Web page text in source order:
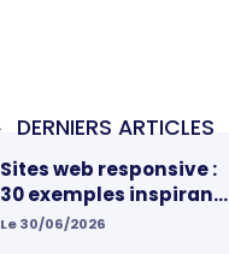
DERNIERS ARTICLES
Sites web responsive :
30 exemples inspirants
pour votre prochain
Le 30/06/2026